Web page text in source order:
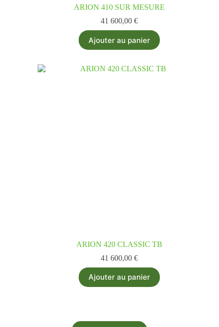
ARION 410 SUR MESURE
41 600,00 €
Ajouter au panier
ARION 420 CLASSIC TB
41 600,00 €
Ajouter au panier